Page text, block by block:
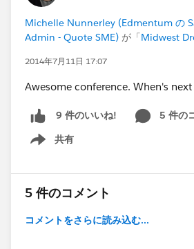
Michelle Nunnerley (Edmentum の
Admin - Quote SME) が「Midwest
2014年7月11日 17:07
Awesome conference. When's next
9 件のいいね!
5 件の
共有
Show menu
5 件のコメント
コメントをさらに読み込む...